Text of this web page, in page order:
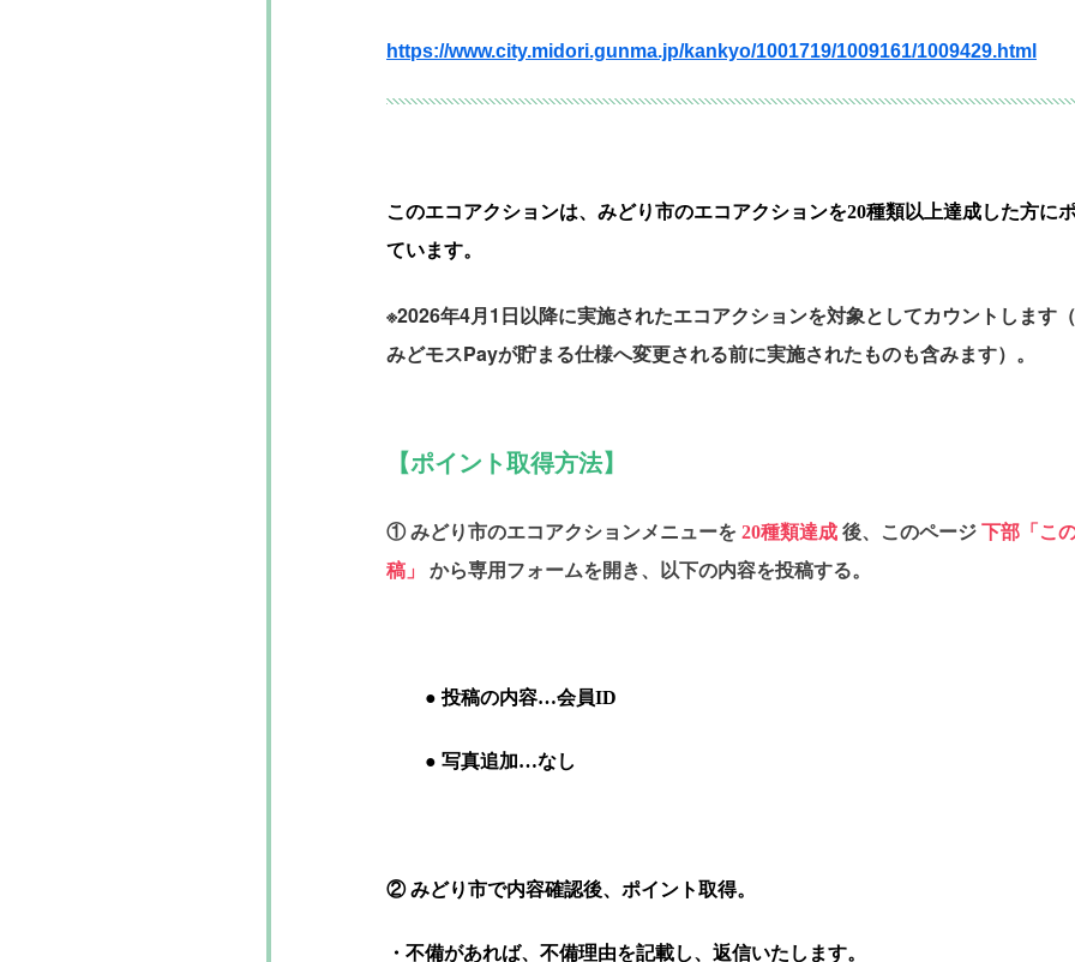
https://www.city.midori.gunma.jp/kankyo/1001719/1009161/1009429.html
このエコアクションは、みどり市のエコアクションを20種類以上達成した方に
ています。
※2026年4月1日以降に実施されたエコアクションを対象としてカウントします
みどモスPayが貯まる仕様へ変更される前に実施されたものも含みます）。
【ポイント取得方法】
①みどり市のエコアクションメニューを 20種類達成 後、このページ 下部「こ
稿」 から専用フォームを開き、以下の内容を投稿する。
● 投稿の内容…会員ID
● 写真追加…なし
② みどり市で内容確認後、ポイント取得。
・不備があれば、不備理由を記載し、返信いたします。